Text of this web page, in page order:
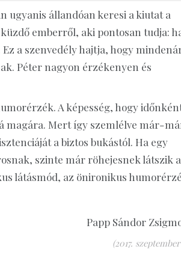
ugyanis állandóan keresi a kiutat a
emberről, aki pontosan tudja:
a szenvedély hajtja, hogy
Péter nagyon érzékenyen és
A képesség, hogy
magára. Mert így szemlélve már-
a biztos bukástól. Ha egy
szinte már röhejesnek látszik a
látásmód, az önironikus
Papp Sándor
(2017.